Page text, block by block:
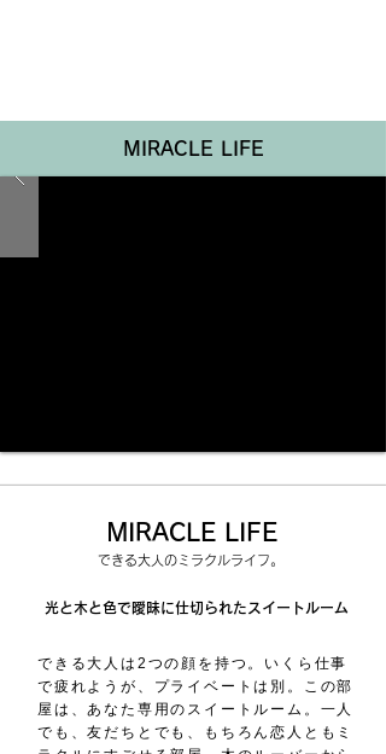
MIRACLE LIFE
MIRACLE LIFE
できる大人のミラクルライフ。
光と木と色で曖昧に仕切られたスイートルーム
できる大人は2つの顔を持つ。いくら仕事
で疲れようが、プライベートは別。この部
屋は、あなた専用のスイートルーム。一人
でも、友だちとでも、もちろん恋人ともミ